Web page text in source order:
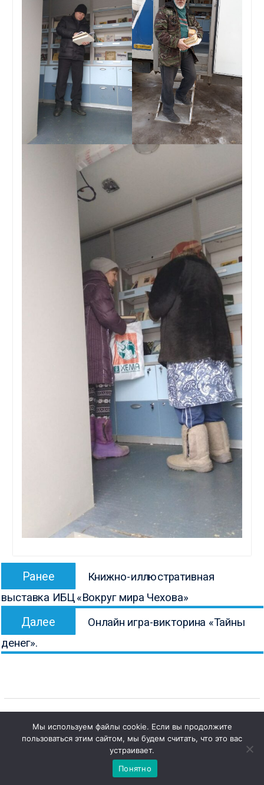
Навигация
записям
Ранее
запись:
Книжно-иллюстративная
выставка ИБЦ «Вокруг мира Чехова»
Далее
запись:
Онлайн игра-викторина «Тайны
денег».
Copyright © Все права защищены.
КОНБ им. В.Г. Белинского
Мы используем файлы cookie. Если вы продолжите
пользоваться этим сайтом, мы будем считать, что это вас
устраивает.
Понятно
1
Чат с
администратором